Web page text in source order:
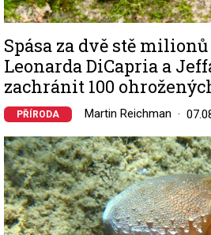
Spása za dvě stě
Leonarda DiCapria a
zachránit 100
PŘÍRODA Martin Reichman
Image